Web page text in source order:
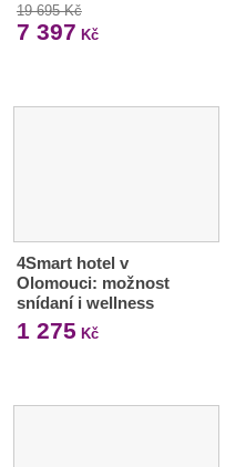
19 695 Kč
7 397 Kč
4Smart hotel v
Olomouci: možnost
snídaní i wellness
1 275 Kč